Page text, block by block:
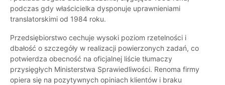
podczas gdy właścicielka dysponuje uprawnieniami
translatorskimi od 1984 roku.
Przedsiębiorstwo cechuje wysoki poziom rzetelności i
dbałość o szczegóły w realizacji powierzonych zadań, co
potwierdza obecność na oficjalnej liście tłumaczy
przysięgłych Ministerstwa Sprawiedliwości. Renoma firmy
opiera się na pozytywnych opiniach klientów i braku